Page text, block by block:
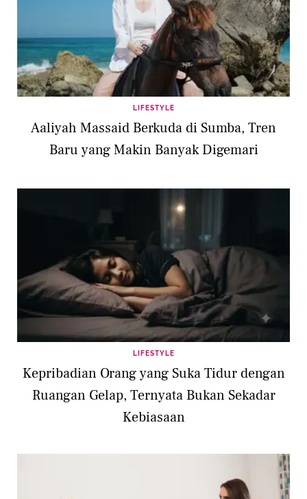
LIFESTYLE
Aaliyah Massaid Berkuda di Sumba, Tren
Baru yang Makin Banyak Digemari
LIFESTYLE
Kepribadian Orang yang Suka Tidur dengan
Ruangan Gelap, Ternyata Bukan Sekadar
Kebiasaan